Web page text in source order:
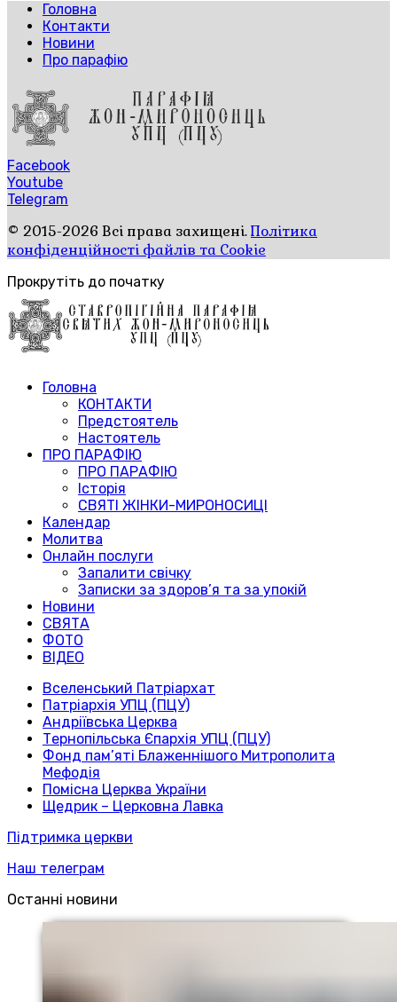
Головна
Контакти
Новини
Про парафію
Facebook
Youtube
Telegram
© 2015-2026 Всі права захищені.Політика
конфіденційності файлів та Cookie
Прокрутіть до початку
Головна
КОНТАКТИ
Предстоятель
Настоятель
ПРО ПАРАФІЮ
ПРО ПАРАФІЮ
Історія
СВЯТІ ЖІНКИ-МИРОНОСИЦІ
Календар
Молитва
Онлайн послуги
Запалити свічку
Записки за здоров’я та за упокій
Новини
СВЯТА
ФОТО
ВІДЕО
Вселенський Патріархат
Патріархія УПЦ (ПЦУ)
Андріївська Церква
Тернопільська Єпархія УПЦ (ПЦУ)
Фонд пам’яті Блаженнішого Митрополита
Мефодія
Помісна Церква України
Щедрик – Церковна Лавка
Підтримка церкви
Наш телеграм
Останні новини